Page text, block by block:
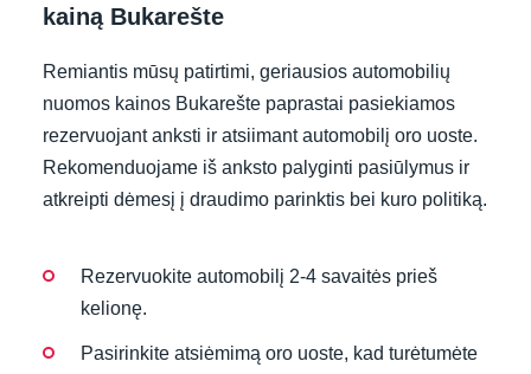
kainą Bukarešte
Remiantis mūsų patirtimi, geriausios automobilių
nuomos kainos Bukarešte paprastai pasiekiamos
rezervuojant anksti ir atsiimant automobilį oro uoste.
Rekomenduojame iš anksto palyginti pasiūlymus ir
atkreipti dėmesį į draudimo parinktis bei kuro politiką.
Rezervuokite automobilį 2-4 savaitės prieš
kelionę.
Pasirinkite atsiėmimą oro uoste, kad turėtumėte